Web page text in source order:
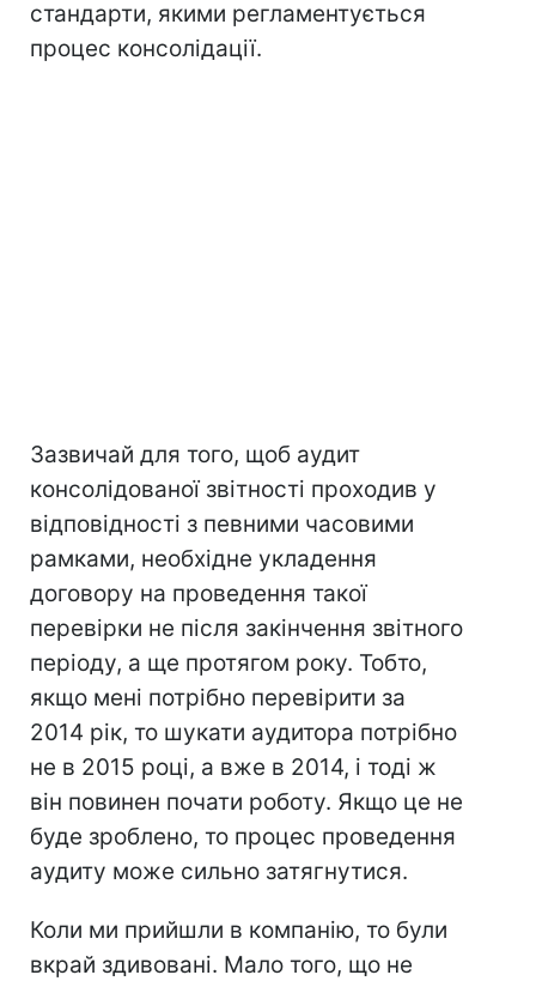
стандарти, якими регламентується
процес консолідації.
Зазвичай для того, щоб аудит
консолідованої звітності проходив у
відповідності з певними часовими
рамками, необхідне укладення
договору на проведення такої
перевірки не після закінчення звітного
періоду, а ще протягом року. Тобто,
якщо мені потрібно перевірити за
2014 рік, то шукати аудитора потрібно
не в 2015 році, а вже в 2014, і тоді ж
він повинен почати роботу. Якщо це не
буде зроблено, то процес проведення
аудиту може сильно затягнутися.
Коли ми прийшли в компанію, то були
вкрай здивовані. Мало того, що не